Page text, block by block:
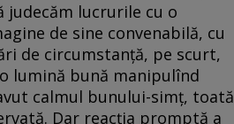
judecăm lucrurile cu o
de sine convenabilă, cu
de circumstanţă, pe scurt,
lumină bună manipulînd
calmul bunului-simţ, toată
Dar reacţia promptă a